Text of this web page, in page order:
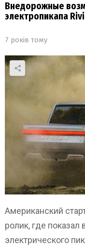
Внедорожные
электропикапа
7 років тому
Американский
ролик, где
электрического